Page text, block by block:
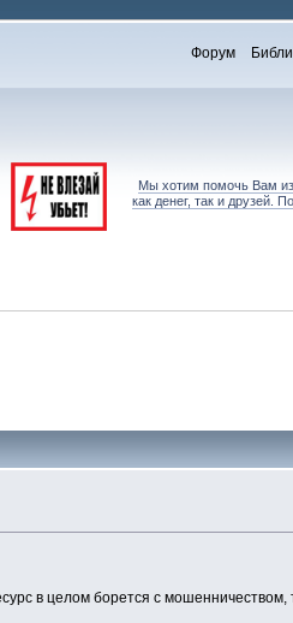
Форум
Мы хотим помочь Вам
как денег, так и друзей.
в целом борется с